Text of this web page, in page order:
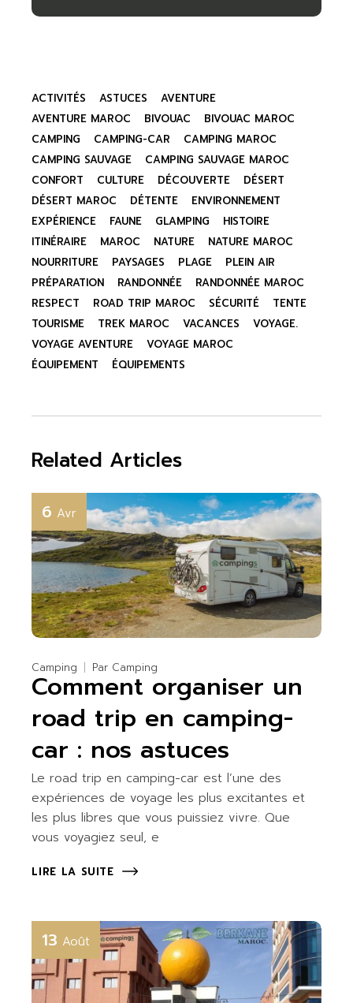
ACTIVITÉS ASTUCES
AVENTURE
AVENTURE MAROC
BIVOUAC
BIVOUAC MAROC
CAMPING
CAMPING-CAR
CAMPING MAROC
CAMPING SAUVAGE
CAMPING SAUVAGE MAROC
CONFORT
CULTURE DÉCOUVERTE
DÉSERT
DÉSERT MAROC
DÉTENTE
ENVIRONNEMENT
EXPÉRIENCE
FAUNE GLAMPING
HISTOIRE
ITINÉRAIRE
MAROC NATURE
NATURE MAROC
NOURRITURE
PAYSAGES PLAGE
PLEIN AIR
PRÉPARATION
RANDONNÉE
RANDONNÉE MAROC
RESPECT
ROAD TRIP MAROC SÉCURITÉ
TENTE
TOURISME
TREK MAROC VACANCES
VOYAGE.
VOYAGE AVENTURE
VOYAGE MAROC
ÉQUIPEMENT
ÉQUIPEMENTS
Related Articles
6 Avr
Camping Par Camping
Comment organiser un
road trip en camping-
car : nos astuces
Le road trip en camping-car est l’une des
expériences de voyage les plus excitantes et
les plus libres que vous puissiez vivre. Que
vous voyagiez seul, e
LIRE LA SUITE
13 Août